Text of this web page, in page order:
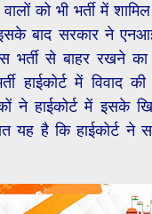
को भी भर्ती में
बाद सरकार ने
भर्ती से बाहर रखने
हाईकोर्ट में विवाद
ने हाईकोर्ट में इसके
यह है कि हाईकोर्ट